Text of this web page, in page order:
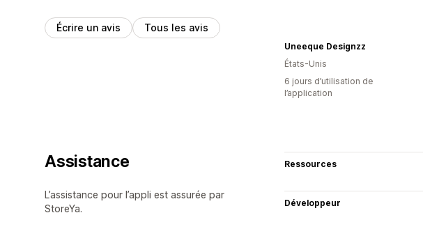
Écrire un avis Tous les avis
Uneeque Designzz
États-Unis
6 jours d’utilisation de
l’application
Assistance
L’assistance pour l’appli est assurée par
StoreYa.
Ressources
Développeur